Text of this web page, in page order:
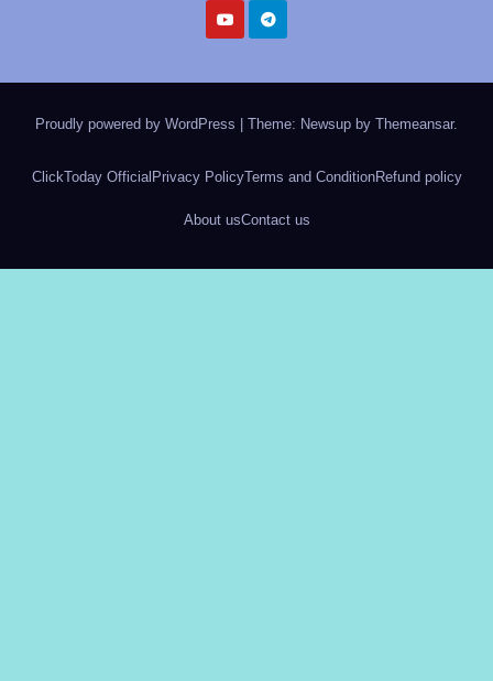
Proudly powered by WordPress Theme: Newsup by Themeansar.
ClickToday Official Privacy PolicyTerms and ConditionRefund policy
About usContact us